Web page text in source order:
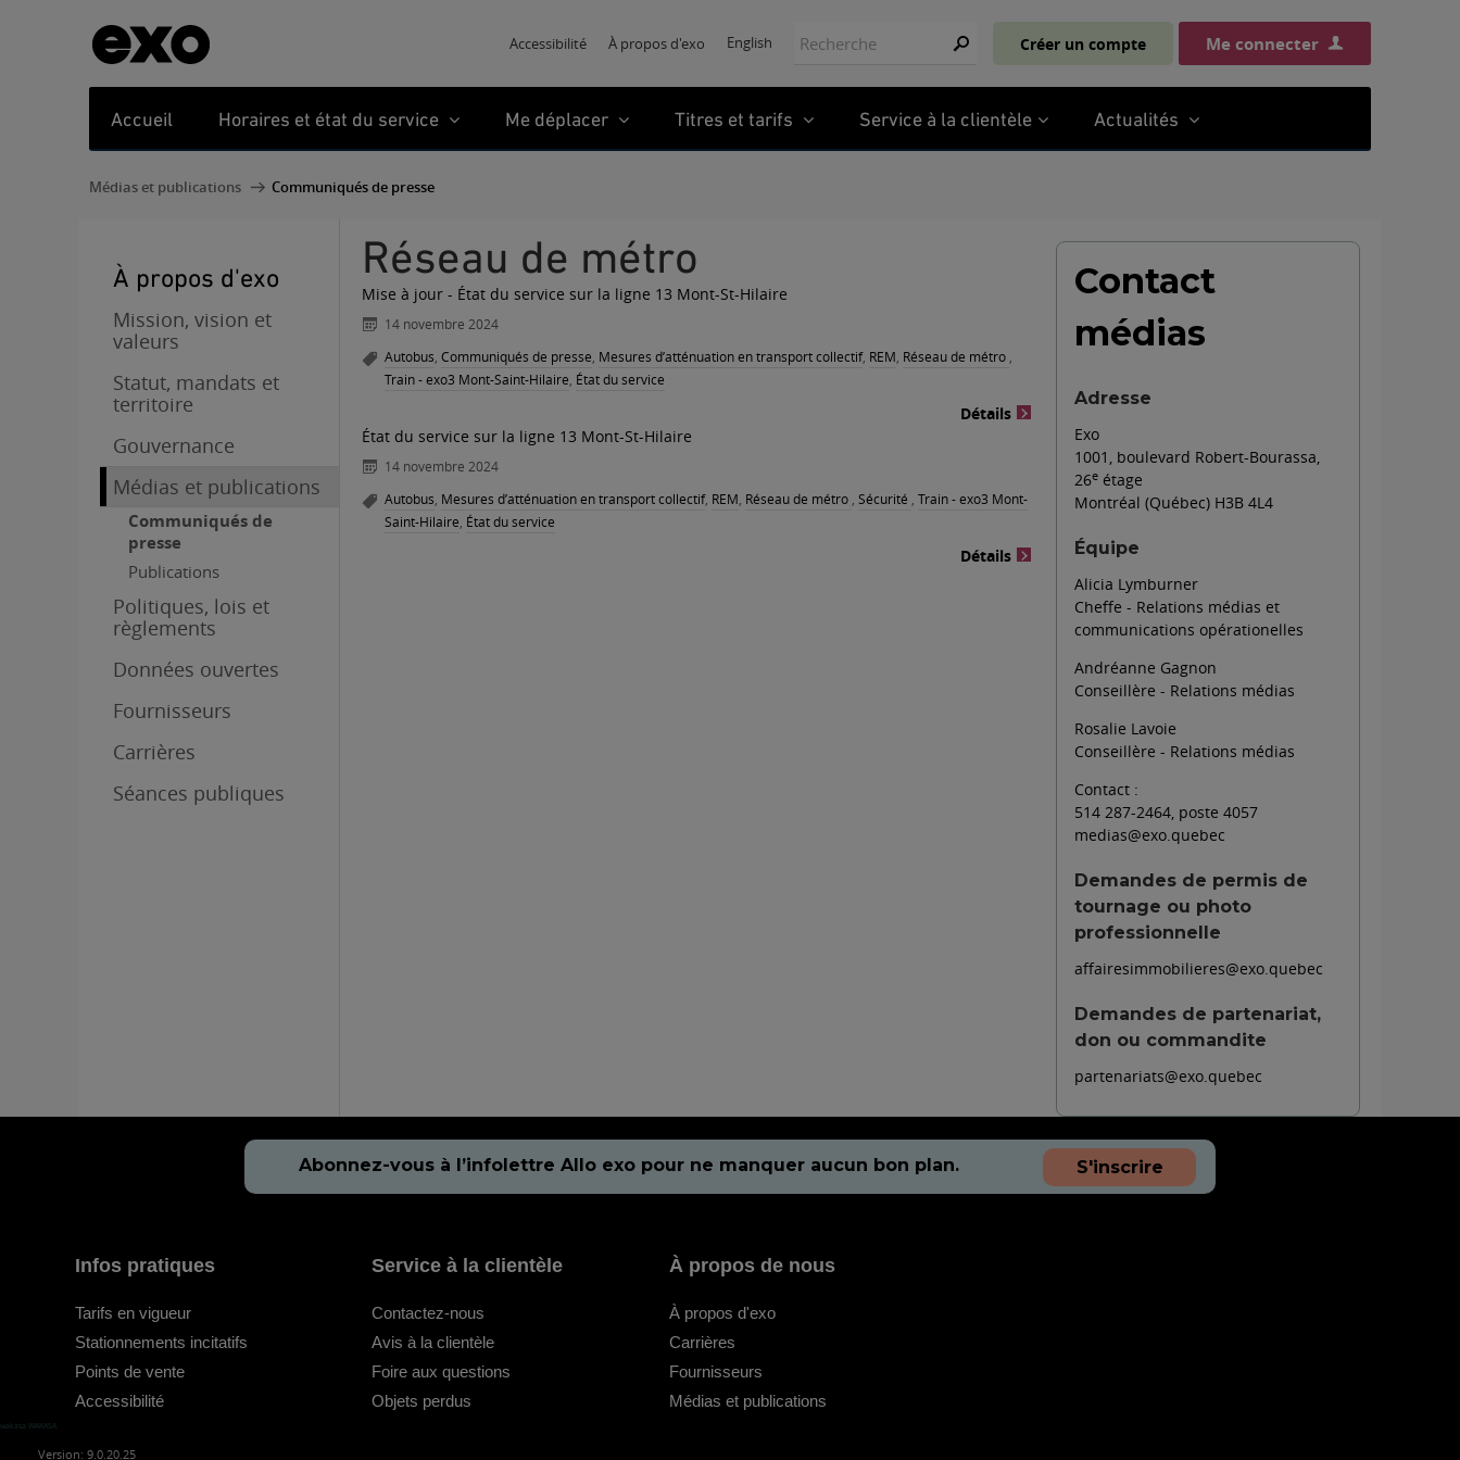
Accessibilité À propos d'exo English Créer un compte Me connecter
Accueil Horaires et état du service Me déplacer Titres et tarifs Service à la clientèle Actualités
Médias et publications Communiqués de presse
À propos d'exo
Mission, vision et
valeurs
Statut, mandats et
territoire
Gouvernance
Médias et publications
Communiqués de
presse
Publications
Politiques, lois et
règlements
Données ouvertes
Fournisseurs
Carrières
Séances publiques
Réseau de métro
Mise à jour - État du service sur la ligne 13 Mont-St-Hilaire
14 novembre 2024
Autobus Communiqués de presse Mesures d’atténuation en transport collectif, REM Réseau de métro
Train - exo3 Mont-Saint-Hilaire État du service
Détails
État du service sur la ligne 13 Mont-St-Hilaire
14 novembre 2024
Autobus Mesures d’atténuation en transport collectif, REM Réseau de métro Sécurité
Train - exo3 Mont-
Saint-Hilaire État du service
Détails
Contact
médias
Adresse
Exo
1001, boulevard Robert-Bourassa,
26e étage
Montréal (Québec) H3B 4L4
Équipe
Alicia Lymburner
Cheffe - Relations médias et
communications opérationelles
Andréanne Gagnon
Conseillère - Relations médias
Rosalie Lavoie
Conseillère - Relations médias
Contact :
514 287-2464, poste 4057
medias@exo.quebec
Demandes de permis de
tournage ou photo
professionnelle
affairesimmobilieres@exo.quebec
Demandes de partenariat,
don ou commandite
partenariats@exo.quebec
Abonnez-vous à l’infolettre Allo exo pour ne manquer aucun bon plan. S'inscrire
Infos pratiques
Tarifs en vigueur
Stationnements incitatifs
Points de vente
Accessibilité
Service à la clientèle
Contactez-nous
Avis à la clientèle
Foire aux questions
Objets perdus
À propos de nous
À propos d'exo
Carrières
Fournisseurs
Médias et publications
wakasa WAKASA
Version: 9.0.20.25